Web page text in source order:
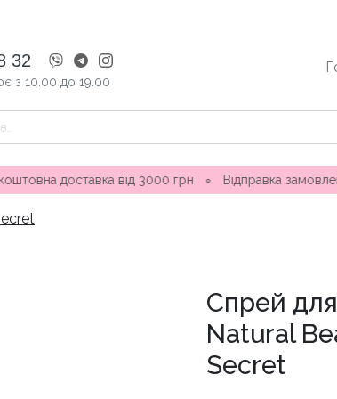
32
з 10.00 до 19.00
від 3000 грн∘Відправка замовлення 1-3
Спрей
Natural
Secret